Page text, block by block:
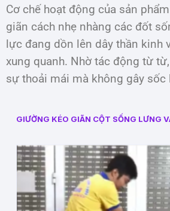
Cơ chế hoạt động của sản
giãn cách nhẹ nhàng các đốt
lực đang dồn lên dây thần kinh
xung quanh. Nhờ tác động từ
sự thoải mái mà không gây sốc
GIƯỜNG KÉO GIÃN CỘT SỐNG LƯNG